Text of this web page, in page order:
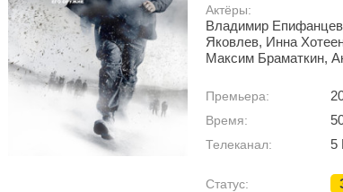
Актёры:
Владимир
Яковлев, Инна
Максим Браматкин,
Премьера:
Время:
Телеканал: 5
Статус: